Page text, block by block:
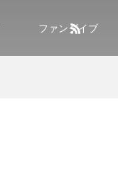
ファンダイブ